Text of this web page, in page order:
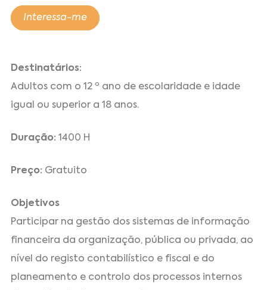
Interessa-me
Destinatários:
Adultos com o 12 º ano de escolaridade e idade
igual ou superior a 18 anos.
Duração:1400 H
Preço: Gratuito
Objetivos
Participar na gestão dos sistemas de informação
financeira da organização, pública ou privada, ao
nível do registo contabilístico e fiscal e do
planeamento e controlo dos processos internos